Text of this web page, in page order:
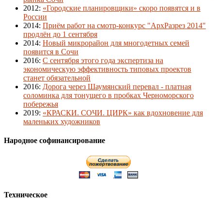
2012: «Городские планировщики» скоро появятся и в
России
2014: Приём работ на смотр-конкурс "АрхРазрез 2014"
продлён до 1 сентября
2014: Новый микрорайон для многодетных семей
появится в Сочи
2016: С сентября этого года экспертиза на
экономическую эффективность типовых проектов
станет обязательной
2016: Дорога через Шаумянский перевал - платная
соломинка для тонущего в пробках Черноморского
побережья
2019: «КРАСКИ. СОЧИ. ЦИРК» как вдохновение для
маленьких художников
Народное софинансирование
Техническое